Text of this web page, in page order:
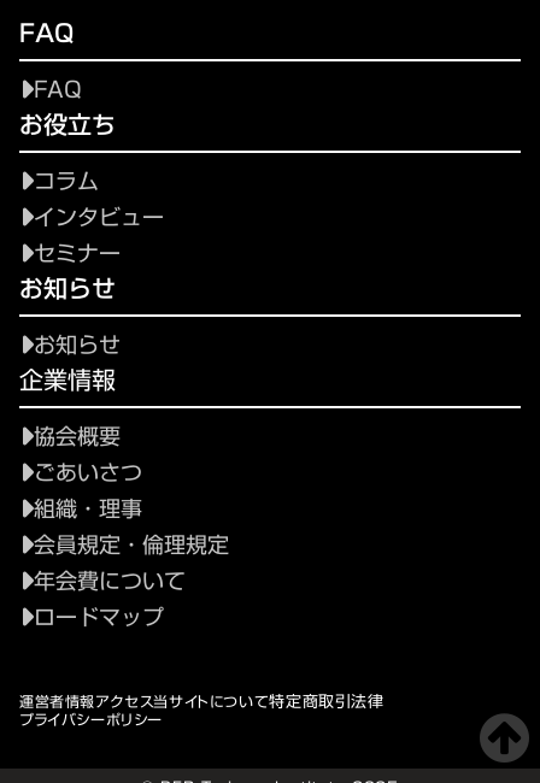
FAQ
FAQ
お役立ち
コラム
インタビュー
セミナー
お知らせ
お知らせ
企業情報
協会概要
ごあいさつ
組織・理事
会員規定・倫理規定
年会費について
ロードマップ
運営者情報アクセス当サイトについて特定商取引法律
プライバシーポリシー